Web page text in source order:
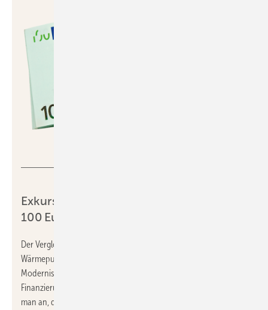
Exkurs: Investitionsbudget für
100 Euro/a
Der Vergleich zielt auf einen Energiekostenvorteil der Heizungs-
Wärmepumpe gegenüber einer Gas-Heizung ab. Bei vielen
Modernisierungen wird dieser Kostenvorteil zunächst zur
Finanzierung der höheren Investitionskosten beitragen. Nimmt
man an, dass mit dem Kostenvorteil ein Ratenkredit (zum Beispiel